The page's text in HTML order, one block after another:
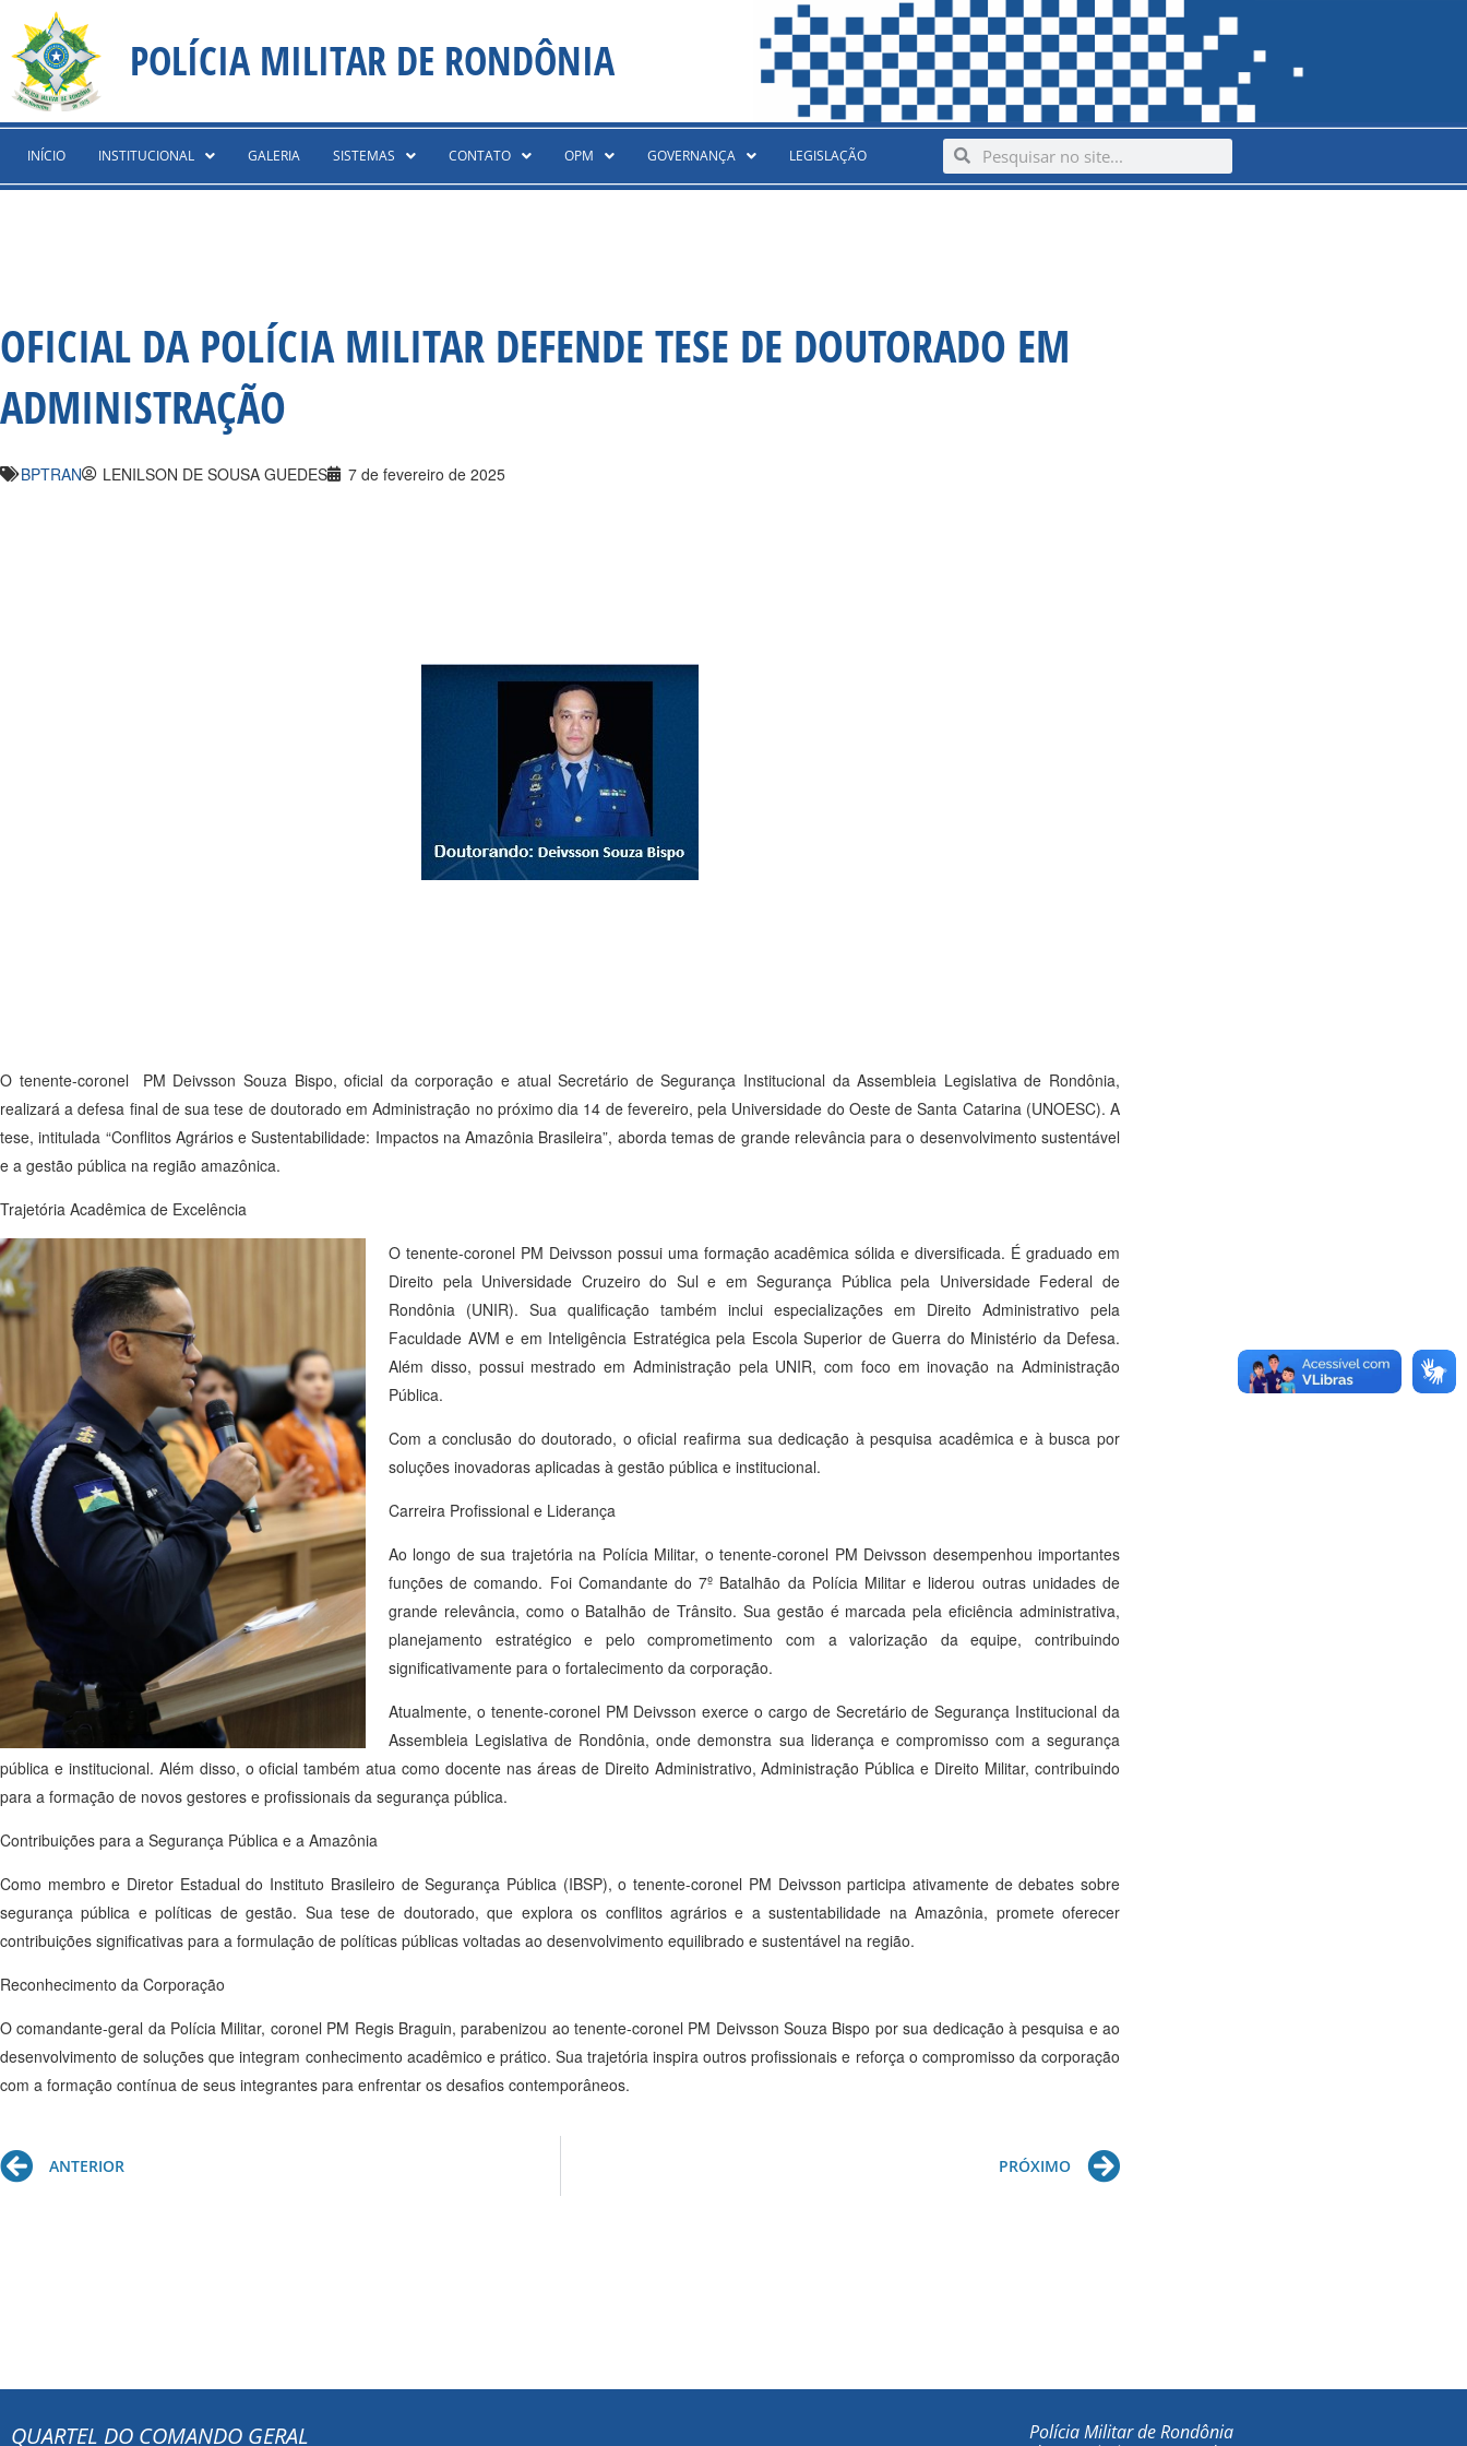
content
para
conteúdo
POLÍCIA MILITAR DE RONDÔNIA
INÍCIO INSTITUCIONAL GALERIA SISTEMAS CONTATO OPM GOVERNANÇA LEGISLAÇÃO SearchSearch
OFICIAL DA POLÍCIA MILITAR DEFENDE TESE DE DOUTORADO EM
ADMINISTRAÇÃO
BPTRAN LENILSON DE SOUSA GUEDES 7 de fevereiro de 2025
O tenente-coronel PM Deivsson Souza Bispo, oficial da corporação e atual Secretário de Segurança Institucional da Assembleia Legislativa de Rondônia,
realizará a defesa final de sua tese de doutorado em Administração no próximo dia 14 de fevereiro, pela Universidade do Oeste de Santa Catarina (UNOESC). A
tese, intitulada “Conflitos Agrários e Sustentabilidade: Impactos na Amazônia Brasileira”, aborda temas de grande relevância para o desenvolvimento sustentável
e a gestão pública na região amazônica.
Trajetória Acadêmica de Excelência
O tenente-coronel PM Deivsson possui uma formação acadêmica sólida e diversificada. É graduado em
Direito pela Universidade Cruzeiro do Sul e em Segurança Pública pela Universidade Federal de
Rondônia (UNIR). Sua qualificação também inclui especializações em Direito Administrativo pela
Faculdade AVM e em Inteligência Estratégica pela Escola Superior de Guerra do Ministério da Defesa.
Além disso, possui mestrado em Administração pela UNIR, com foco em inovação na Administração
Pública.
Com a conclusão do doutorado, o oficial reafirma sua dedicação à pesquisa acadêmica e à busca por
soluções inovadoras aplicadas à gestão pública e institucional.
Carreira Profissional e Liderança
Ao longo de sua trajetória na Polícia Militar, o tenente-coronel PM Deivsson desempenhou importantes
funções de comando. Foi Comandante do 7º Batalhão da Polícia Militar e liderou outras unidades de
grande relevância, como o Batalhão de Trânsito. Sua gestão é marcada pela eficiência administrativa,
planejamento estratégico e pelo comprometimento com a valorização da equipe, contribuindo
significativamente para o fortalecimento da corporação.
Atualmente, o tenente-coronel PM Deivsson exerce o cargo de Secretário de Segurança Institucional da
Assembleia Legislativa de Rondônia, onde demonstra sua liderança e compromisso com a segurança
pública e institucional. Além disso, o oficial também atua como docente nas áreas de Direito Administrativo, Administração Pública e Direito Militar, contribuindo
para a formação de novos gestores e profissionais da segurança pública.
Contribuições para a Segurança Pública e a Amazônia
Como membro e Diretor Estadual do Instituto Brasileiro de Segurança Pública (IBSP), o tenente-coronel PM Deivsson participa ativamente de debates sobre
segurança pública e políticas de gestão. Sua tese de doutorado, que explora os conflitos agrários e a sustentabilidade na Amazônia, promete oferecer
contribuições significativas para a formulação de políticas públicas voltadas ao desenvolvimento equilibrado e sustentável na região.
Reconhecimento da Corporação
O comandante-geral da Polícia Militar, coronel PM Regis Braguin, parabenizou ao tenente-coronel PM Deivsson Souza Bispo por sua dedicação à pesquisa e ao
desenvolvimento de soluções que integram conhecimento acadêmico e prático. Sua trajetória inspira outros profissionais e reforça o compromisso da corporação
com a formação contínua de seus integrantes para enfrentar os desafios contemporâneos.
Prev
ANTERIOR PRÓXIMO Next
QUARTEL DO COMANDO GERAL
Polícia Militar de Rondônia